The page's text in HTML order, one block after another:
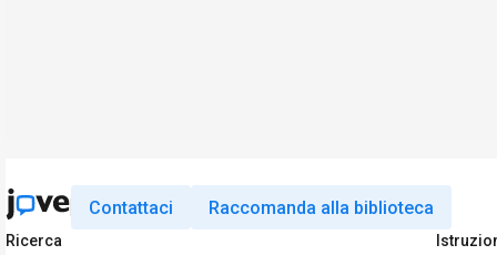
Contattaci Raccomanda alla biblioteca
Ricerca